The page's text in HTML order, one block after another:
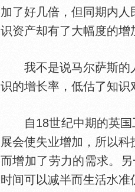
加了好几倍，但同期内人
识资产却有了大幅度的增
我不是说马尔萨斯的人
识的增长率，低估了知识
自18世纪中期的英
展会使失业增加，所以
而增加了劳力的需求。
时间可以减半而生活
准